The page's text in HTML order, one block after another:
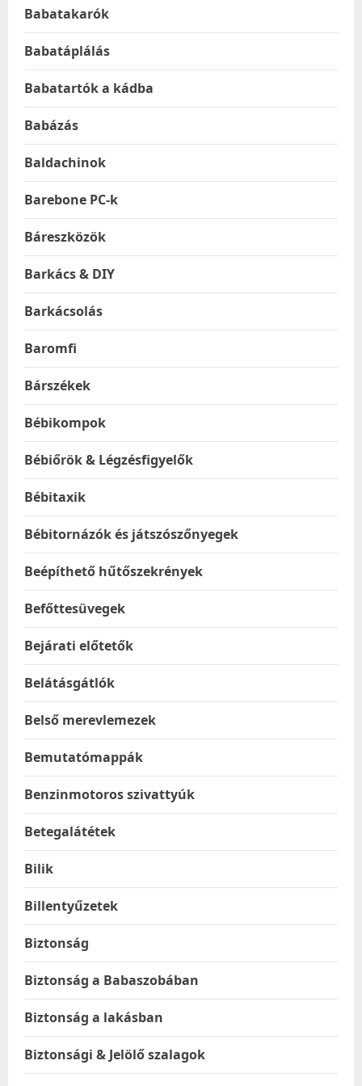
Babatakarók
Babatáplálás
Babatartók a kádba
Babázás
Baldachinok
Barebone PC-k
Báreszközök
Barkács & DIY
Barkácsolás
Baromfi
Bárszékek
Bébikompok
Bébiőrök & Légzésfigyelők
Bébitaxik
Bébitornázók és játszószőnyegek
Beépíthető hűtőszekrények
Befőttesüvegek
Bejárati előtetők
Belátásgátlók
Belső merevlemezek
Bemutatómappák
Benzinmotoros szivattyúk
Betegalátétek
Bilik
Billentyűzetek
Biztonság
Biztonság a Babaszobában
Biztonság a lakásban
Biztonsági & Jelölő szalagok